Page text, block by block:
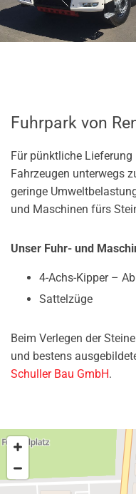
Fuhrpark von
Für pünktliche
Fahrzeugen unterwegs
geringe
und Maschinen fürs
Unser Fuhr- und
4-Achs-Kipper –
Sattelzüge
Beim Verlegen der
und bestens
Schuller Bau GmbH.